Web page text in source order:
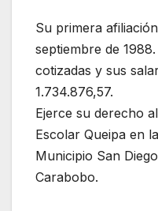
Su primera
septiembre de
cotizadas y sus
1.734.876,57.
Ejerce su derecho
Escolar Queipa en
Municipio San
Carabobo.